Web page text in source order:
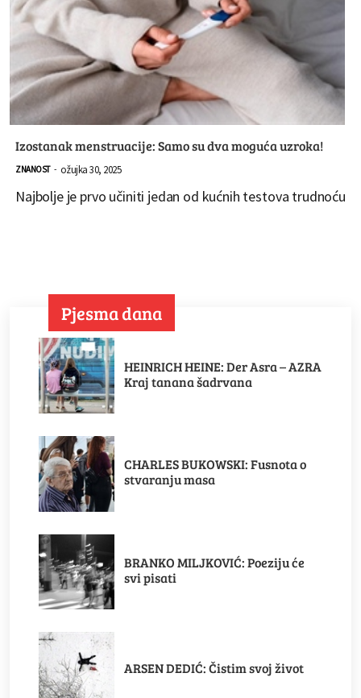
Izostanak menstruacije: Samo su dva moguća uzroka!
ZNANOST - ožujka 30, 2025
Najbolje je prvo učiniti jedan od kućnih testova trudnoću
Pjesma dana
HEINRICH HEINE: Der Asra – AZRA
Kraj tanana šadrvana
CHARLES BUKOWSKI: Fusnota o
stvaranju masa
BRANKO MILJKOVIĆ: Poeziju će
svi pisati
ARSEN DEDIĆ: Čistim svoj život